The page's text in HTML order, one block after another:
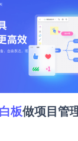
板做项目管